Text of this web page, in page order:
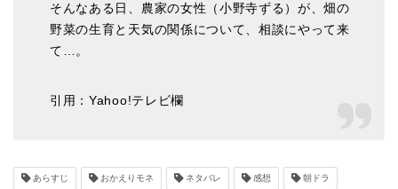
そんなある日、農家の女性（小野寺ずる）が、畑の
野菜の生育と天気の関係について、相談にやって来
て…。
引用：Yahoo!テレビ欄
あらすじ おかえりモネ ネタバレ 感想 朝ドラ